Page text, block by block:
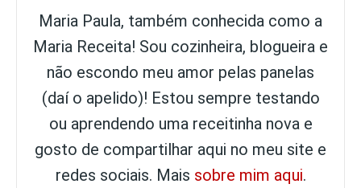
Maria Paula, também conhecida como a
Maria Receita! Sou cozinheira, blogueira e
não escondo meu amor pelas panelas
(daí o apelido)! Estou sempre testando
ou aprendendo uma receitinha nova e
gosto de compartilhar aqui no meu site e
redes sociais. Mais sobre mim aqui.